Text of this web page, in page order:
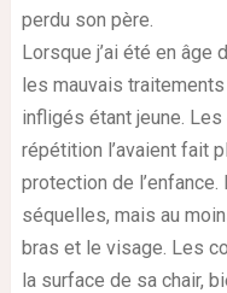
perdu son père.
Lorsque j’ai été en âge
les mauvais
infligés étant jeune.
répétition l’avaient fait
protection de
séquelles, mais au
bras et le visage. Les
la surface de sa chair,